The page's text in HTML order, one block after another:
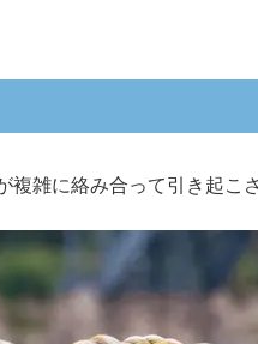
複雑に絡み合って引き起こ